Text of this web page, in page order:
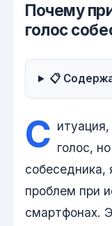
Почему
голос
📋
С итуация,
голос,
собеседника,
проблем при
смартфонах.